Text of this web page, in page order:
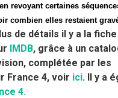
revoyant certaines
combien elles restaient
de détails il y a la
IMDB, grâce à un
complétée par les
France 4, voir ici. Il y a
4.